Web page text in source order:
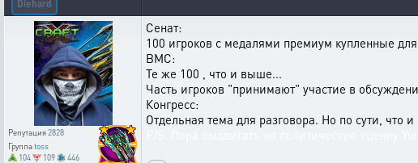
Diehard
Репутация2828
Группаtoss
104
109
446
Сенат:
100 игроков с медалями премиум купленные
ВМС:
Те же 100 , что и выше...
Часть игроков "принимают" участие в
Конгресс:
Отдельная тема для разговора. Но по сути,